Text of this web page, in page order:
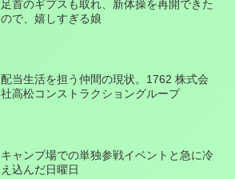
足首のギプスも取れ、新体操を再開できた
ので、嬉しすぎる娘
配当生活を担う仲間の現状。1762 株式会
社高松コンストラクショングループ
キャンプ場での単独参戦イベントと急に冷
え込んだ日曜日